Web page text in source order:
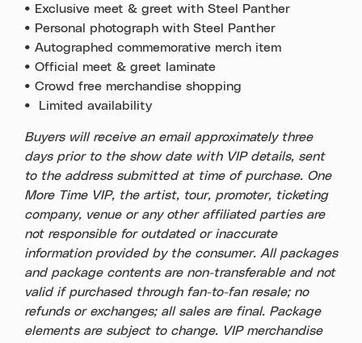
• Exclusive meet & greet with Steel Panther
• Personal photograph with Steel Panther
• Autographed commemorative merch item
• Official meet & greet laminate
• Crowd free merchandise shopping
• Limited availability
Buyers will receive an email approximately three
days prior to the show date with VIP details, sent
to the address submitted at time of purchase. One
More Time VIP, the artist, tour, promoter, ticketing
company, venue or any other affiliated parties are
not responsible for outdated or inaccurate
information provided by the consumer. All packages
and package contents are non-transferable and not
valid if purchased through fan-to-fan resale; no
refunds or exchanges; all sales are final. Package
elements are subject to change. VIP merchandise